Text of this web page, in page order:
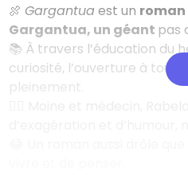
🍖 Gargantuaest un roman
Gargantua, un géant pas
📚 À travers l’éducation du
curiosité, l’ouverture à tous
pleinement.